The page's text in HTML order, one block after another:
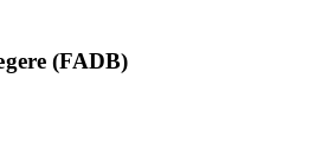
(FADB)